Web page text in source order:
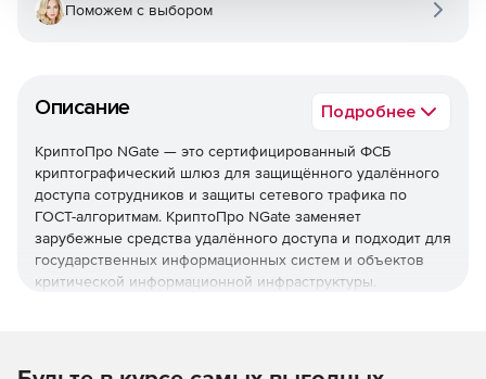
Описание Подробнее
КриптоПро NGate — это сертифицированный ФСБ
криптографический шлюз для защищённого удалённого
доступа сотрудников и защиты сетевого трафика по
ГОСТ-алгоритмам. КриптоПро NGate заменяет
зарубежные средства удалённого доступа и подходит для
государственных информационных систем и объектов
критической информационной инфраструктуры.
Поможем с выбором